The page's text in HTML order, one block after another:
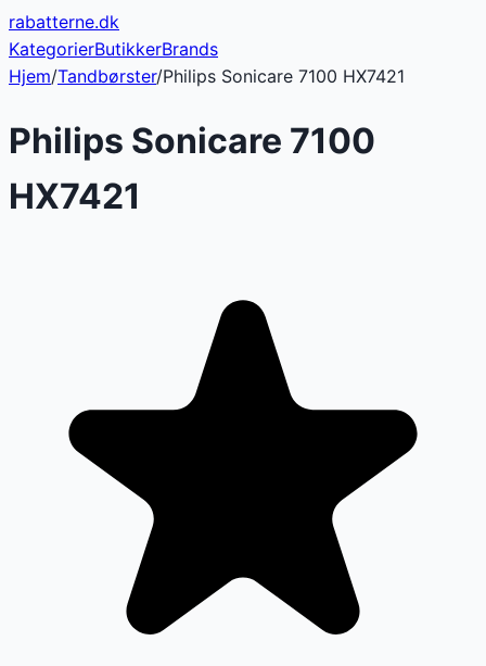
rabatterne.dk
KategorierButikkerBrands
Hjem/Tandbørster/Philips Sonicare 7100 HX7421
Philips Sonicare 7100
HX7421